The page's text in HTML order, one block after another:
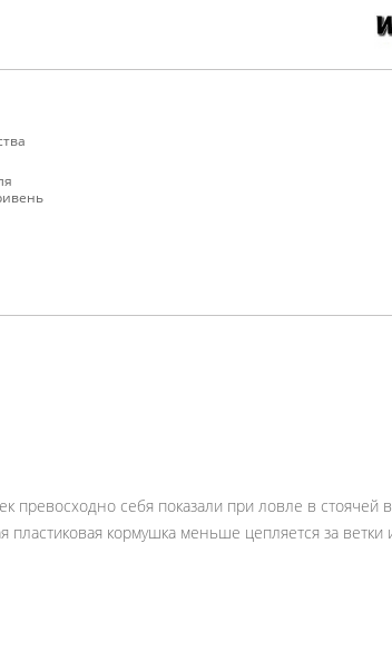
себя показали при ловле в стоячей
пластиковая кормушка меньше цепляется за